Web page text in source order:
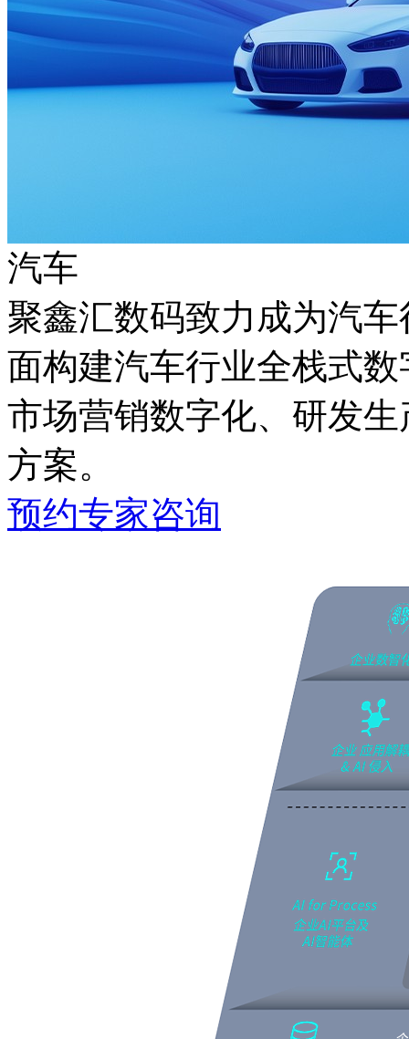
汽车
聚鑫汇数码致力成为汽车
面构建汽车行业全栈式数字
市场营销数字化、研发
方案。
预约专家咨询